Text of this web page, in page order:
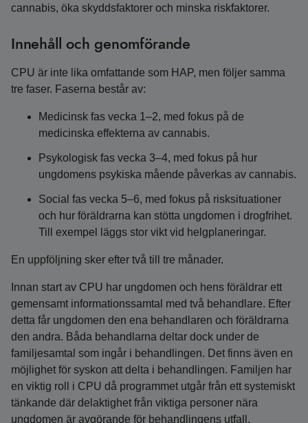
cannabis, öka skyddsfaktorer och minska riskfaktorer.
Innehåll och genomförande
CPU är inte lika omfattande som HAP, men följer samma
tre faser. Faserna består av:
Medicinsk fas vecka 1–2, med fokus på de
medicinska effekterna av cannabis.
Psykologisk fas vecka 3–4, med fokus på hur
ungdomens psykiska mående påverkas av cannabis.
Social fas vecka 5–6, med fokus på risksituationer
och hur föräldrarna kan stötta ungdomen i drogfrihet.
Till exempel läggs stor vikt vid helgplaneringar.
En uppföljning sker efter två till tre månader.
Innan start av CPU har ungdomen och hens föräldrar ett
gemensamt informationssamtal med två behandlare. Efter
detta får ungdomen den ena behandlaren och föräldrarna
den andra. Båda behandlarna deltar dock under de
familjesamtal som ingår i behandlingen. Det finns även en
möjlighet för syskon att delta i behandlingen. Familjen har
en viktig roll i CPU då programmet utgår från ett systemiskt
tänkande där delaktighet från viktiga personer nära
ungdomen är avgörande för behandlingens utfall.